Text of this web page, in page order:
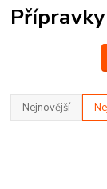
Nejnovější